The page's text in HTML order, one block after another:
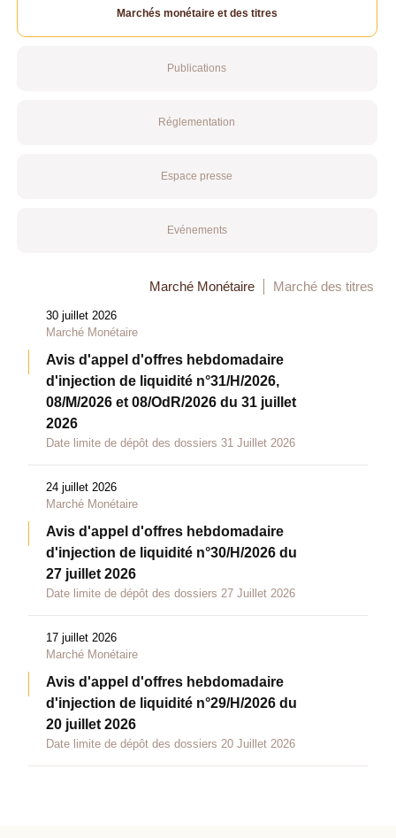
Marchés monétaire et des titres
Publications
Réglementation
Espace presse
Evénements
Marché Monétaire Marché des titres
30 juillet 2026
Marché Monétaire
Avis d'appel d'offres hebdomadaire
d'injection de liquidité n°31/H/2026,
08/M/2026 et 08/OdR/2026 du 31 juillet
2026
Date limite de dépôt des dossiers 31 Juillet 2026
24 juillet 2026
Marché Monétaire
Avis d'appel d'offres hebdomadaire
d'injection de liquidité n°30/H/2026 du
27 juillet 2026
Date limite de dépôt des dossiers 27 Juillet 2026
17 juillet 2026
Marché Monétaire
Avis d'appel d'offres hebdomadaire
d'injection de liquidité n°29/H/2026 du
20 juillet 2026
Date limite de dépôt des dossiers 20 Juillet 2026